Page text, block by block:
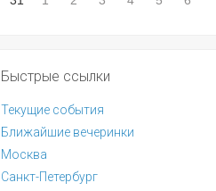
Быстрые ссылки
Текущие события
Ближайшие вечеринки
Москва
Санкт-Петербург